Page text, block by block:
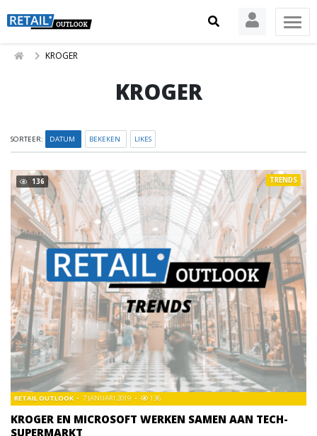
KROGER
KROGER
SORTEER: DATUM BEKEKEN LIKES
136
KROGER EN MICROSOFT WERKEN SAMEN AAN TECH-
SUPERMARKT
RETAIL OUTLOOK 7 JANUARI 2019 136
TRENDS